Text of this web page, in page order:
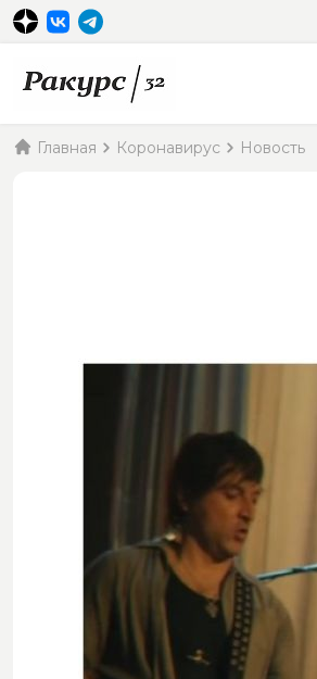
Главная Коронавирус Новость